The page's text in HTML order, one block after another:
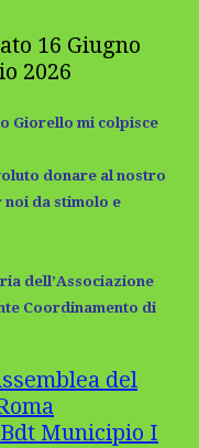
16 Giugno
2026
Giorello mi colpisce
donare al nostro
noi da stimolo e
dell’Associazione
Coordinamento di
del
Bdt Municipio I